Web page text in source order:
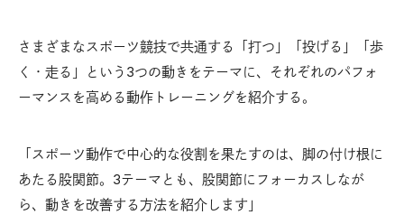
さまざまなスポーツ競技で共通する「打つ」「投げる」「歩
く・走る」という3つの動きをテーマに、それぞれのパフォ
ーマンスを高める動作トレーニングを紹介する。
「スポーツ動作で中心的な役割を果たすのは、脚の付け根に
あたる股関節。3テーマとも、股関節にフォーカスしなが
ら、動きを改善する方法を紹介します」